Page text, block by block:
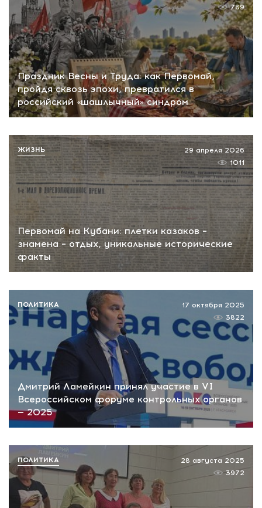
Праздник Весны и Труда: как Первомай,
пройдя сквозь эпохи, превратился в
российский «шашлычный» синдром
789
Первомай на Кубани: плетки казаков –
знамена – отдых, уникальные исторические
факты
29 апреля 2026
1011
ЖИЗНЬ
Дмитрий Ламейкин принял участие в VI
Всероссийском форуме контрольных органов
— 2025
17 октября 2025
3822
ПОЛИТИКА
28 августа 2025
3972
ПОЛИТИКА